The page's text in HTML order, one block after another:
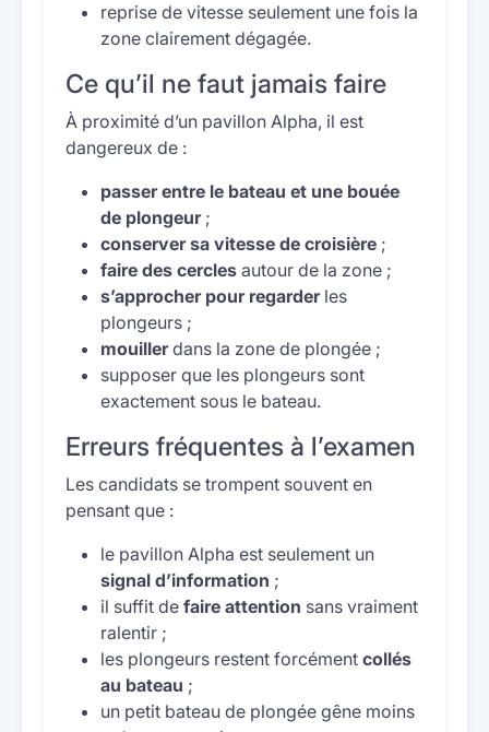
reprise de vitesse seulement une fois la
zone clairement dégagée.
Ce qu’il ne faut jamais faire
À proximité d’un pavillon Alpha, il est
dangereux de :
passer entre le bateau et une bouée
de plongeur;
conserver sa vitesse de croisière ;
faire des cercles autour de la zone ;
s’approcher pour regarderles
plongeurs ;
mouillerdans la zone de plongée ;
supposer que les plongeurs sont
exactement sous le bateau.
Erreurs fréquentes à l’examen
Les candidats se trompent souvent en
pensant que :
le pavillon Alpha est seulement un
signal d’information ;
il suffit de faire attention sans vraiment
ralentir ;
les plongeurs restent forcément collés
au bateau ;
un petit bateau de plongée gêne moins